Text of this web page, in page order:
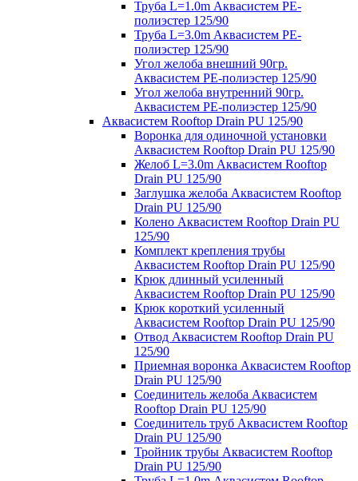
Труба L=1.0m Аквасистем PE-
полиэстер 125/90
Труба L=3.0m Аквасистем PE-
полиэстер 125/90
Угол желоба внешний 90гр.
Аквасистем PE-полиэстер 125/90
Угол желоба внутренний 90гр.
Аквасистем PE-полиэстер 125/90
Аквасистем Rooftop Drain PU 125/90
Воронка для одиночной установки
Аквасистем Rooftop Drain PU 125/90
Желоб L=3.0m Аквасистем Rooftop
Drain PU 125/90
Заглушка желоба Аквасистем Rooftop
Drain PU 125/90
Колено Аквасистем Rooftop Drain PU
125/90
Комплект крепления трубы
Аквасистем Rooftop Drain PU 125/90
Крюк длинный усиленный
Аквасистем Rooftop Drain PU 125/90
Крюк короткий усиленный
Аквасистем Rooftop Drain PU 125/90
Отвод Аквасистем Rooftop Drain PU
125/90
Приемная воронка Аквасистем Rooftop
Drain PU 125/90
Соединитель желоба Аквасистем
Rooftop Drain PU 125/90
Соединитель труб Аквасистем Rooftop
Drain PU 125/90
Тройник трубы Аквасистем Rooftop
Drain PU 125/90